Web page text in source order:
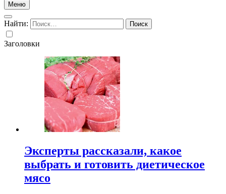
Меню
Найти:
Заголовки
Эксперты рассказали, какое
выбрать и готовить диетическое
мясо